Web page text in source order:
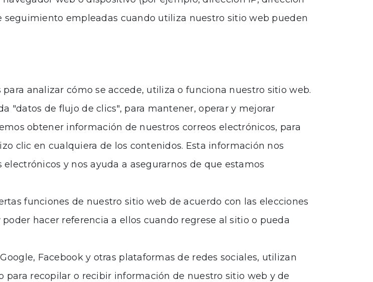
seguimiento empleadas cuando utiliza nuestro sitio web pueden
analizar cómo se accede, utiliza o funciona nuestro sitio web.
"datos de flujo de clics", para mantener, operar y mejorar
obtener información de nuestros correos electrónicos, para
clic en cualquiera de los contenidos. Esta información nos
y nos ayuda a asegurarnos de que estamos
funciones de nuestro sitio web de acuerdo con las elecciones
hacer referencia a ellos cuando regrese al sitio o pueda
Facebook y otras plataformas de redes sociales, utilizan
recopilar o recibir información de nuestro sitio web y de